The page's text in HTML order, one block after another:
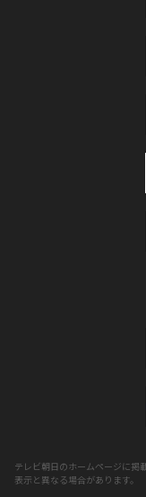
テレビ朝日のホームページに掲
表示と異なる場合があります。